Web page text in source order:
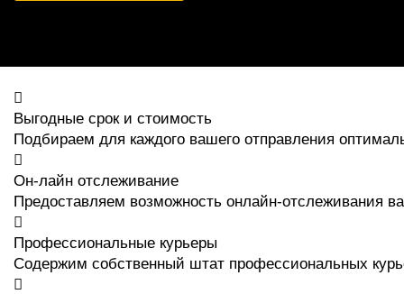
Выгодные срок и стоимость
Подбираем для каждого вашего отправления
Он-лайн отслеживание
Предоставляем возможность онлайн-отслеживания
Профессиональные курьеры
Содержим собственный штат профессиональных